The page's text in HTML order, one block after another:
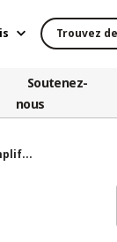
Trouvez
Soutenez-
nous